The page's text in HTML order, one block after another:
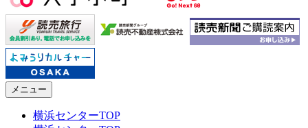
メニュー
横浜センターTOP